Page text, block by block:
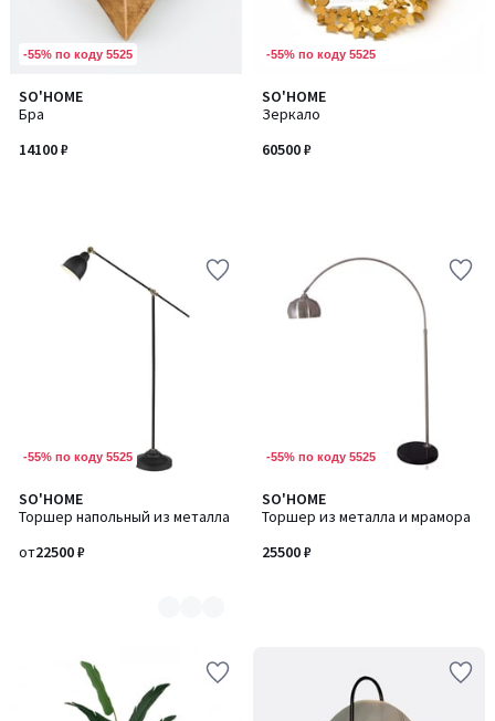
-55% по коду 5525
SO'HOME
Бра
14100 ₽
-55% по коду 5525
SO'HOME
Зеркало
60500 ₽
-55% по коду 5525
SO'HOME
Торшер напольный из металла
от22500 ₽
Количество
цветов:
-55% по коду 5525
SO'HOME
Торшер из металла и мрамора
25500 ₽